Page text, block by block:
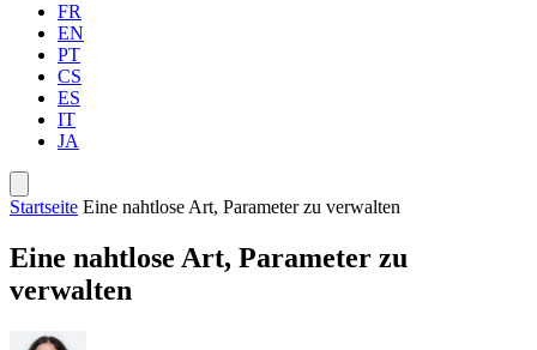
FR
EN
PT
CS
ES
IT
JA
Startseite Eine nahtlose Art, Parameter zu verwalten
Eine nahtlose Art, Parameter zu
verwalten